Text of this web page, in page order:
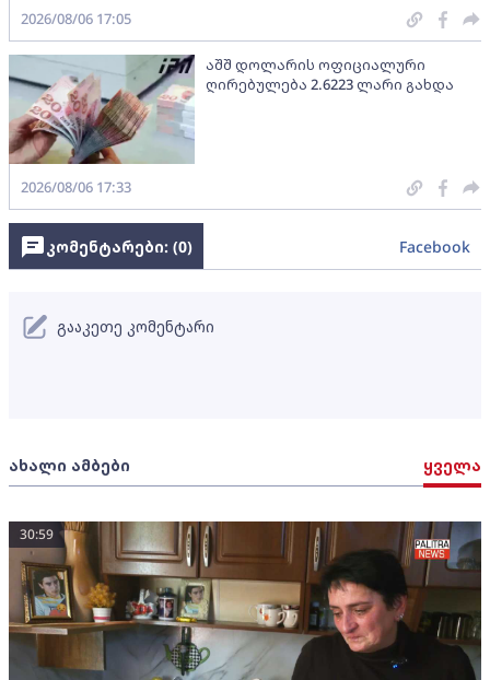
2026/08/06 17:05
აშშ დოლარის ოფიციალური
ღირებულება 2.6223 ლარი გახდა
2026/08/06 17:33
ახალი ამბები ყველა
30:59
კომენტარები: (0) Facebook
გააკეთე კომენტარი